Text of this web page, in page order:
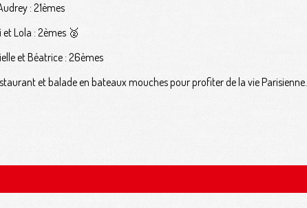
: 21èmes
et Lola : 2èmes 🥈
et Béatrice : 26èmes
et balade en bateaux mouches pour profiter de la vie Parisienne.